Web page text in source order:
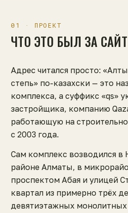
01 · ПРОЕКТ
ЧТО ЭТО БЫЛ ЗА САЙТ
Адрес читался просто:
степь» по-казахски — это
комплекса, а суффикс «qs»
застройщика, компанию
работающую на
с 2003 года.
Сам комплекс возводился в
районе Алматы, в
проспектом Абая и улицей
квартал из примерно трёх
девятиэтажных